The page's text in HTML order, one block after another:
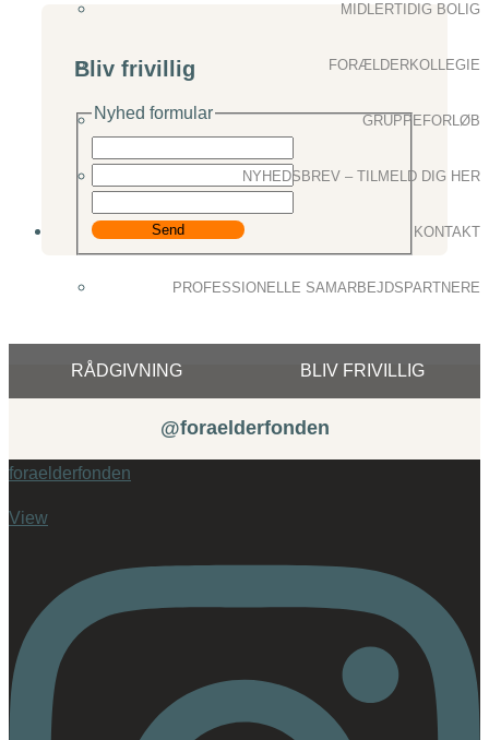
MIDLERTIDIG BOLIG
FORÆLDERKOLLEGIE
GRUPPEFORLØB
NYHEDSBREV – TILMELD DIG HER
KONTAKT
PROFESSIONELLE SAMARBEJDSPARTNERE
RÅDGIVNING BLIV FRIVILLIG
Bliv frivillig
Nyhed formular
Send
@foraelderfonden
foraelderfonden
View